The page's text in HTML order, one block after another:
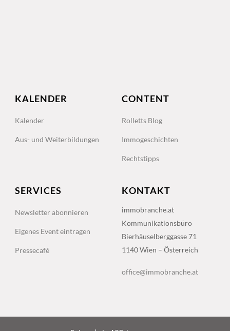
KALENDER
Kalender
Aus- und Weiterbildungen
CONTENT
Rolletts Blog
Immogeschichten
Rechtstipps
SERVICES
Newsletter abonnieren
Eigenes Event eintragen
Pressecafé
KONTAKT
immobranche.at
Kommunikationsbüro
Bierhäuselberggasse 71
1140 Wien – Österreich
office@immobranche.at